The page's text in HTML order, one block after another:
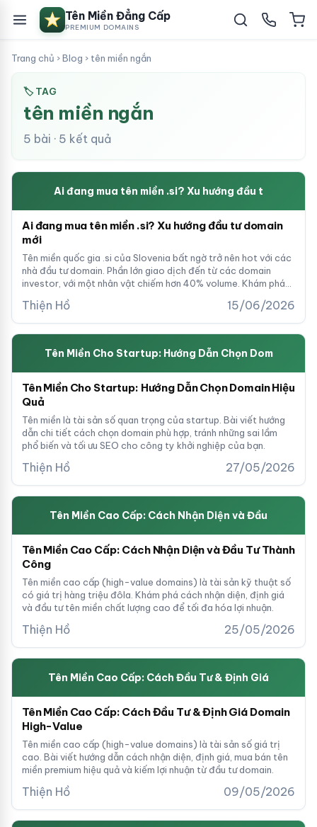
Tên Miền Đẳng Cấp
PREMIUM DOMAINS
Trang chủ ›Blog › tên miền ngắn
🏷 TAG
tên miền ngắn
5 bài · 5 kết quả
Ai đang mua tên miền .si? Xu hướng đầu t
Ai đang mua tên miền .si? Xu hướng đầu tư domain
mới
Tên miền quốc gia .si của Slovenia bất ngờ trở nên hot với các
nhà đầu tư domain. Phần lớn giao dịch đến từ các domain
investor, với một nhân vật chiếm hơn 40% volume. Khám phá
Thiện Hồ 15/06/2026
Tên Miền Cho Startup: Hướng Dẫn Chọn Dom
Tên Miền Cho Startup: Hướng Dẫn Chọn Domain Hiệu
Quả
Tên miền là tài sản số quan trọng của startup. Bài viết hướng
dẫn chi tiết cách chọn domain phù hợp, tránh những sai lầm
phổ biến và tối ưu SEO cho công ty khởi nghiệp của bạn.
Thiện Hồ 27/05/2026
Tên Miền Cao Cấp: Cách Nhận Diện và Đầu
Tên Miền Cao Cấp: Cách Nhận Diện và Đầu Tư Thành
Công
Tên miền cao cấp (high-value domains) là tài sản kỹ thuật số
có giá trị hàng triệu đôla. Khám phá cách nhận diện, định giá
và đầu tư tên miền chất lượng cao để tối đa hóa lợi nhuận.
Thiện Hồ 25/05/2026
Tên Miền Cao Cấp: Cách Đầu Tư & Định Giá
Tên Miền Cao Cấp: Cách Đầu Tư & Định Giá Domain
High-Value
Tên miền cao cấp (high-value domains) là tài sản số giá trị
cao. Bài viết hướng dẫn cách nhận diện, định giá, mua bán tên
miền premium hiệu quả và kiếm lợi nhuận từ đầu tư domain.
Thiện Hồ 09/05/2026